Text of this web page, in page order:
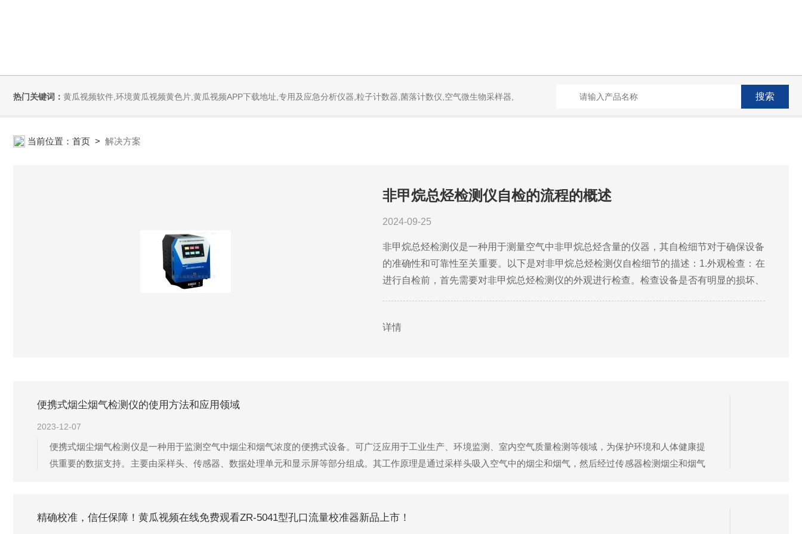
热门关键词： 黄瓜视频软件,环境黄瓜视频黄色片,黄瓜视频APP下载地址,专用及应急分析仪器,粒子计数器,菌落计数仪,空气微生物采样器,
当前位置： 首页 > 解决方案
非甲烷总烃检测仪自检的流程的概述
2024-09-25
非甲烷总烃检测仪是一种用于测量空气中非甲烷总烃含量的仪器，其自检细节对于确保设备
的准确性和可靠性至关重要。以下是对非甲烷总烃检测仪自检细节的描述：1.外观检查：在
进行自检前，首先需要对非甲烷总烃检测仪的外观进行检查。检查设备是否有明显的损坏、
详情
便携式烟尘烟气检测仪的使用方法和应用领域
2023-12-07
便携式烟尘烟气检测仪是一种用于监测空气中烟尘和烟气浓度的便携式设备。可广泛应用于工业生产、环境监测、室内空气质量检测等领域，为保护环境和人体健康提
供重要的数据支持。主要由采样头、传感器、数据处理单元和显示屏等部分组成。其工作原理是通过采样头吸入空气中的烟尘和烟气，然后经过传感器检测烟尘和烟气
精确校准，信任保障！黄瓜视频在线免费观看ZR-5041型孔口流量校准器新品上市！